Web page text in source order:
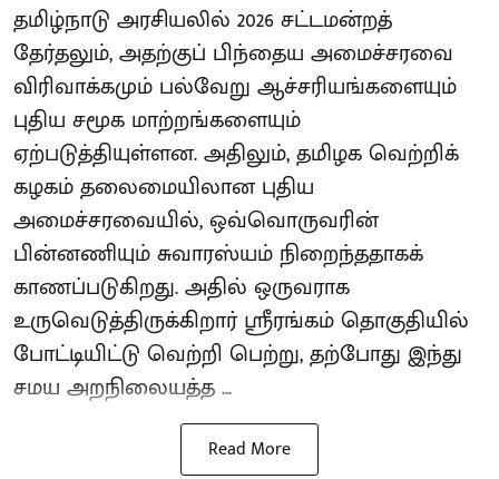
தமிழ்நாடு அரசியலில் 2026 சட்டமன்றத்
தேர்தலும், அதற்குப் பிந்தைய அமைச்சரவை
விரிவாக்கமும் பல்வேறு ஆச்சரியங்களையும்
புதிய சமூக மாற்றங்களையும்
ஏற்படுத்தியுள்ளன. அதிலும், தமிழக வெற்றிக்
கழகம் தலைமையிலான புதிய
அமைச்சரவையில், ஒவ்வொருவரின்
பின்னணியும் சுவாரஸ்யம் நிறைந்ததாகக்
காணப்படுகிறது. அதில் ஒருவராக
உருவெடுத்திருக்கிறார் ஸ்ரீரங்கம் தொகுதியில்
போட்டியிட்டு வெற்றி பெற்று, தற்போது இந்து
சமய அறநிலையத்த ...
Read More